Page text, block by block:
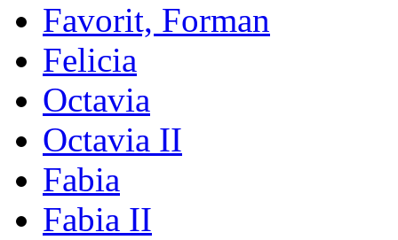
Favorit, Forman
Felicia
Octavia
Octavia II
Fabia
Fabia II